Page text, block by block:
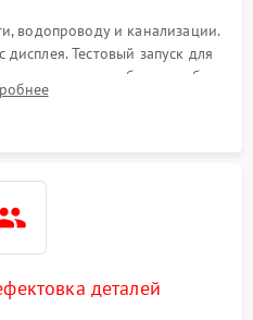
водопроводу и канализации.
Тестовый запуск для
протечек или сбоев в работе
управления.
деталей